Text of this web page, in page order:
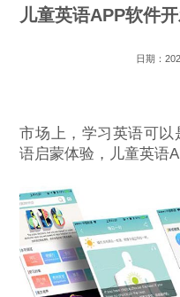
儿童英语APP软件
日期：
市场上，学习英语可
语启蒙体验，儿童英语